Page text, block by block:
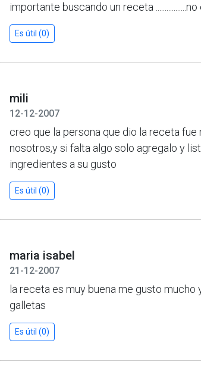
importante buscando un receta
Es útil (0)
mili
12-12-2007
creo que la persona que dio la receta
nosotros,y si falta algo solo agregalo y
ingredientes a su gusto
Es útil (0)
maria isabel
21-12-2007
la receta es muy buena me gusto
galletas
Es útil (0)